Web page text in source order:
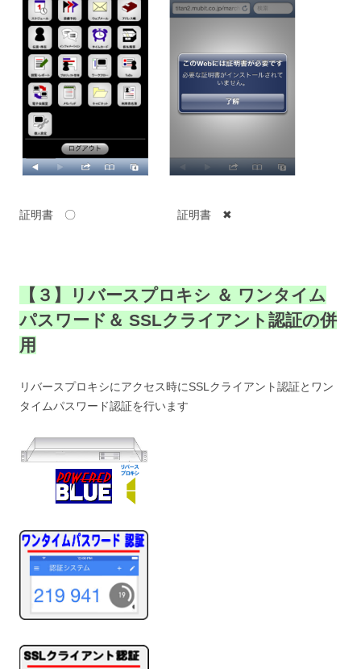
証明書 〇 証明書 ✖
【３】リバースプロキシ ＆ ワンタイム
パスワード＆ SSLクライアント認証の併
用
リバースプロキシにアクセス時にSSLクライアント認証とワン
タイムパスワード認証を行います